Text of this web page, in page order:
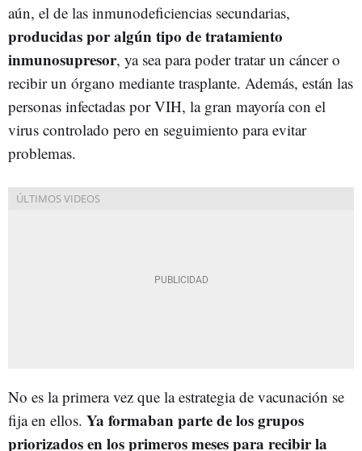
aún, el de las inmunodeficiencias secundarias,
producidas por algún tipo de tratamiento
inmunosupresor, ya sea para poder tratar un cáncer o
recibir un órgano mediante trasplante. Además, están las
personas infectadas por VIH, la gran mayoría con el
virus controlado pero en seguimiento para evitar
problemas.
No es la primera vez que la estrategia de vacunación se
fija en ellos. Ya formaban parte de los grupos
priorizados en los primeros meses para recibir la